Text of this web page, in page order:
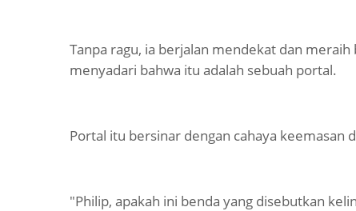
Tanpa ragu, ia berjalan mendekat dan
menyadari bahwa itu adalah sebuah portal.
Portal itu bersinar dengan cahaya keemasan
"Philip, apakah ini benda yang disebutkan